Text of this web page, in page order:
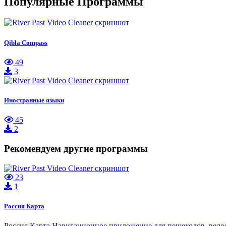
Qibla Compass
49
3
Иностранные языки
45
2
Рекомендуем другие программы
23
1
Россия Карта